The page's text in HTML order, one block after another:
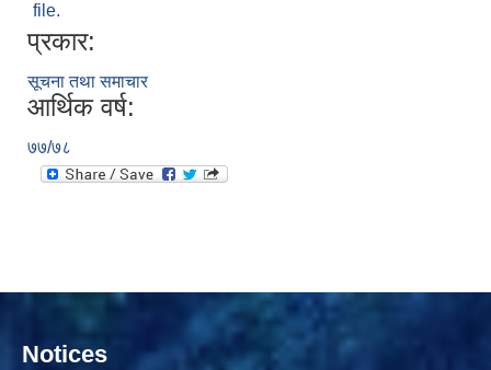
file.
प्रकार:
सूचना तथा समाचार
आर्थिक वर्ष:
७७/७८
Notices